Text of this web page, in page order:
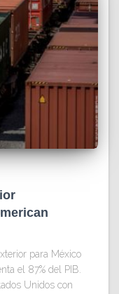
para México
el 87% del PIB.
Unidos con